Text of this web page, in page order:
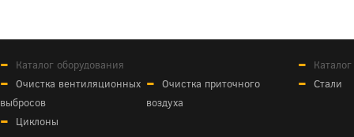
Каталог оборудования
Очистка вентиляционных
выбросов
Очистка приточного
воздуха
Циклоны
Стали